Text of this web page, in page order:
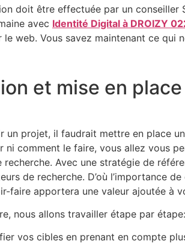
doit être effectuée par un conseiller
avec Identité Digital à DROIZY
le web. Vous savez maintenant ce
et mise en
un projet, il faudrait mettre en place
ni comment le faire, vous allez vous
recherche. Avec une stratégie de
de recherche. D’où l’importance
faire apportera une valeur ajoutée à
nous allons travailler étape par étape:
vos cibles en prenant en compte